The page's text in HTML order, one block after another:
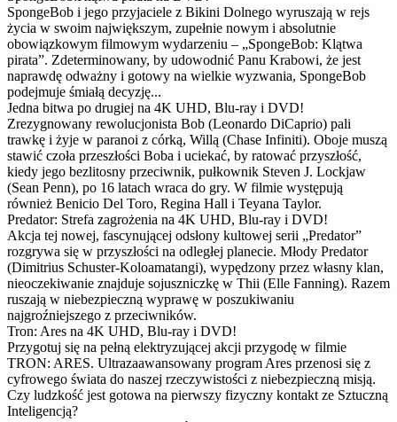
SpongeBob i jego przyjaciele z Bikini Dolnego wyruszają w rejs
życia w swoim największym, zupełnie nowym i absolutnie
obowiązkowym filmowym wydarzeniu – „SpongeBob: Klątwa
pirata”. Zdeterminowany, by udowodnić Panu Krabowi, że jest
naprawdę odważny i gotowy na wielkie wyzwania, SpongeBob
podejmuje śmiałą decyzję...
Jedna bitwa po drugiej na 4K UHD, Blu-ray i DVD!
Zrezygnowany rewolucjonista Bob (Leonardo DiCaprio) pali
trawkę i żyje w paranoi z córką, Willą (Chase Infiniti). Oboje muszą
stawić czoła przeszłości Boba i uciekać, by ratować przyszłość,
kiedy jego bezlitosny przeciwnik, pułkownik Steven J. Lockjaw
(Sean Penn), po 16 latach wraca do gry. W filmie występują
również Benicio Del Toro, Regina Hall i Teyana Taylor.
Predator: Strefa zagrożenia na 4K UHD, Blu-ray i DVD!
Akcja tej nowej, fascynującej odsłony kultowej serii „Predator”
rozgrywa się w przyszłości na odległej planecie. Młody Predator
(Dimitrius Schuster-Koloamatangi), wypędzony przez własny klan,
nieoczekiwanie znajduje sojuszniczkę w Thii (Elle Fanning). Razem
ruszają w niebezpieczną wyprawę w poszukiwaniu
najgroźniejszego z przeciwników.
Tron: Ares na 4K UHD, Blu-ray i DVD!
Przygotuj się na pełną elektryzującej akcji przygodę w filmie
TRON: ARES. Ultrazaawansowany program Ares przenosi się z
cyfrowego świata do naszej rzeczywistości z niebezpieczną misją.
Czy ludzkość jest gotowa na pierwszy fizyczny kontakt ze Sztuczną
Inteligencją?